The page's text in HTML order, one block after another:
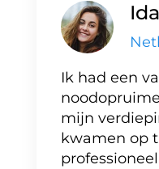
Ik had een
mijn
kwamen op